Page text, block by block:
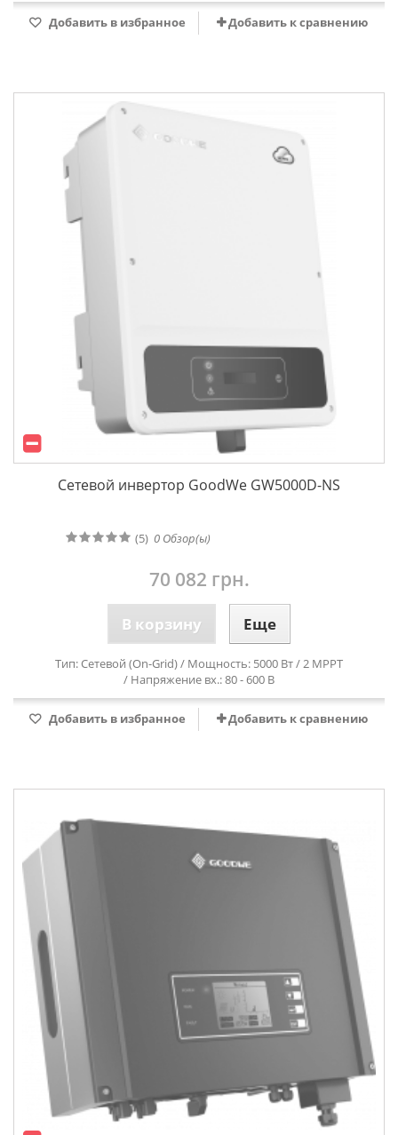
Добавить в избранное Добавить к сравнению
Сетевой инвертор GoodWe GW5000D-NS
(5) 0 Обзор(ы)
70 082 грн.
В корзину Еще
Тип: Сетевой (On-Grid) / Мощность: 5000 Вт / 2 MPPT
/ Напряжение вх.: 80 - 600 В
Добавить в избранное Добавить к сравнению